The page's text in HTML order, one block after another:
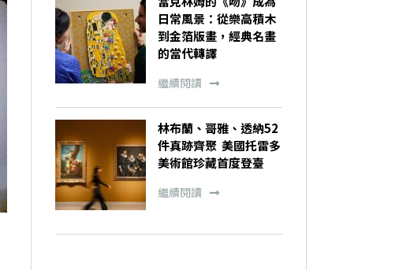
日常風景：從樂高積木
到金箔版畫，經典名畫
的當代轉譯
繼續閱讀
林布蘭、哥雅、透納52
件真跡齊聚 美國托雷多
美術館珍藏首度登臺
繼續閱讀